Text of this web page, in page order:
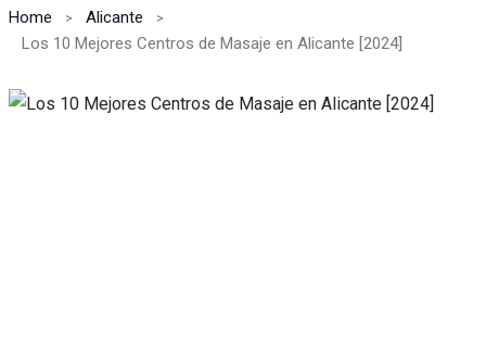
Home
Alicante
Los 10 Mejores Centros de Masaje en Alicante [2024]